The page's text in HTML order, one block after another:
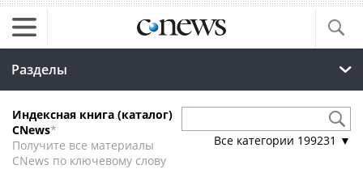
Разделы
Индексная книга (каталог)
CNews*
Получите все материалы
CNews по ключевому слову
Все категории 199231 ▼